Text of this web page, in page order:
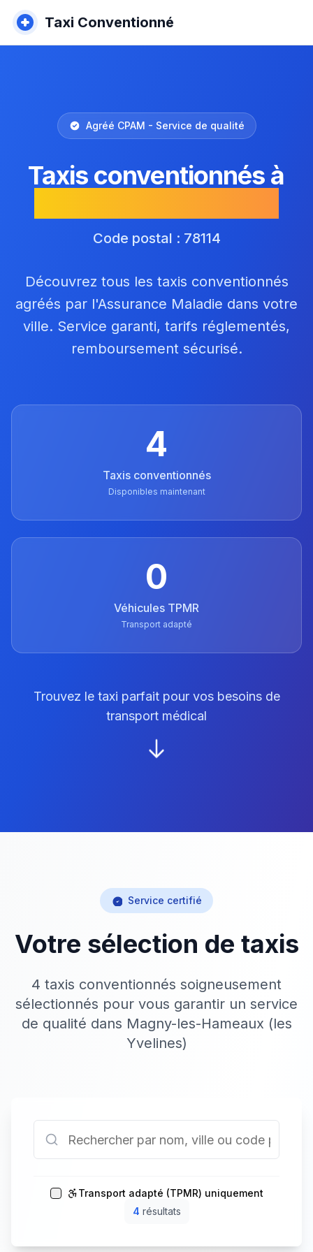
Taxi Conventionné
Agréé CPAM - Service de qualité
Taxis conventionnés à
Code postal : 78114
Découvrez tous les taxis conventionnés
agréés par l'Assurance Maladie dans votre
ville. Service garanti, tarifs réglementés,
remboursement sécurisé.
4
Taxis conventionnés
Disponibles maintenant
0
Véhicules TPMR
Transport adapté
Trouvez le taxi parfait pour vos besoins de
transport médical
Service certifié
Votre sélection de taxis
4 taxis conventionnés soigneusement
sélectionnés pour vous garantir un service
de qualité dans Magny-les-Hameaux (les
Yvelines)
Transport adapté (TPMR) uniquement
4 résultats